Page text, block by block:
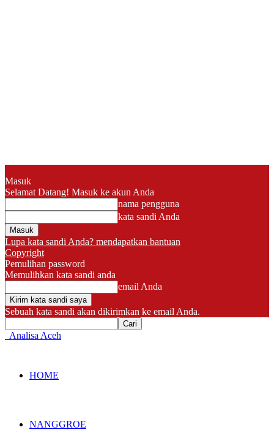
Masuk
Selamat Datang! Masuk ke akun Anda
nama pengguna
kata sandi Anda
Lupa kata sandi Anda? mendapatkan bantuan
Copyright
Pemulihan password
Memulihkan kata sandi anda
email Anda
Sebuah kata sandi akan dikirimkan ke email Anda.
Analisa Aceh
HOME
NANGGROE